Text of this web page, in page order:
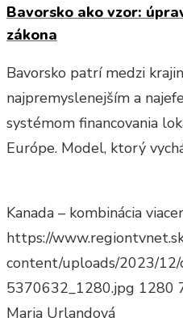
Bavorsko ako vzor:
zákona
Bavorsko patrí medzi
najpremyslenejším a
systémom financovania
Európe. Model, ktorý
Kanada – kombinácia
https://
content/uploads/2023/12/
5370632_1280.jpg 1280
Maria Urlandová